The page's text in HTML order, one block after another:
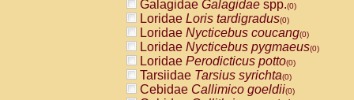
AtelidaeAtelesspp.(0)
Atelidae Lagothrix lagothricha
AtelidaeLagothrix lagothricha cana
PitheciidaeCacajao calvus
PitheciidaeCallicebus cupreus
PitheciidaeCallicebus donacophilus
PitheciidaeCallicebus moloch
Galagidae Galagidae spp.(0)
Loridae Loris tardigradus(0)
Loridae Nycticebus coucang(0)
Loridae Nycticebus pygmaeus(0)
Loridae Perodicticus potto(0)
Tarsiidae Tarsius syrichta(0)
Cebidae Callimico goeldii(0)